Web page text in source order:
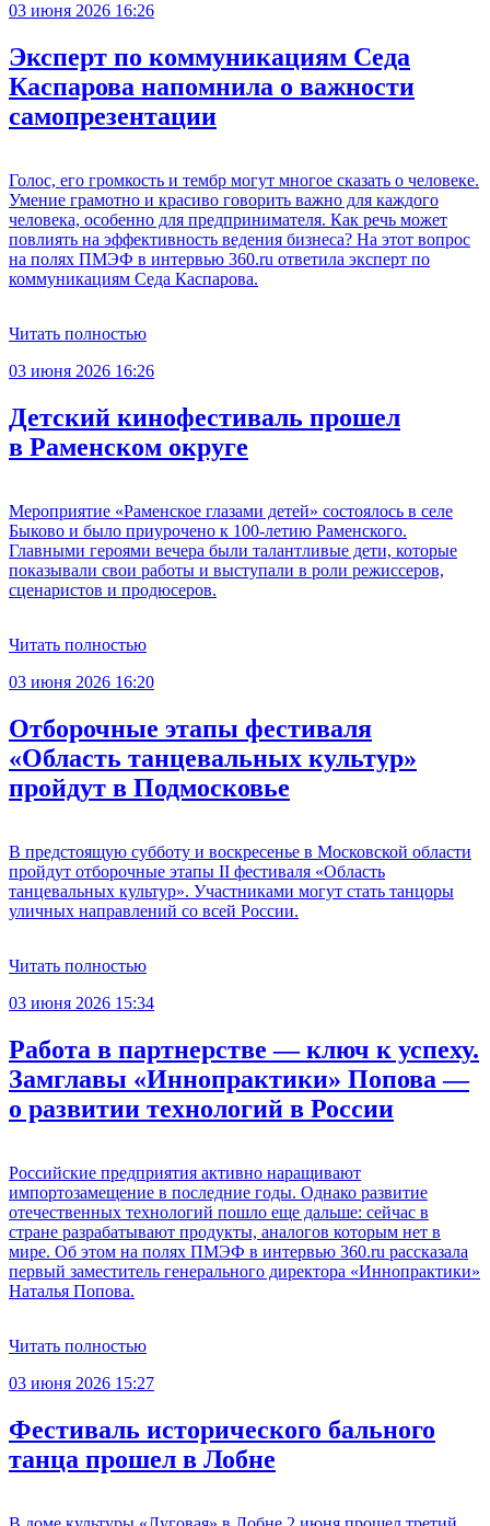
03 июня 2026 16:26
Эксперт по коммуникациям Седа
Каспарова напомнила о важности
самопрезентации
Голос, его громкость и тембр могут многое сказать о человеке.
Умение грамотно и красиво говорить важно для каждого
человека, особенно для предпринимателя. Как речь может
повлиять на эффективность ведения бизнеса? На этот вопрос
на полях ПМЭФ в интервью 360.ru ответила эксперт по
коммуникациям Седа Каспарова.
Читать полностью
03 июня 2026 16:26
Детский кинофестиваль прошел
в Раменском округе
Мероприятие «Раменское глазами детей» состоялось в селе
Быково и было приурочено к 100-летию Раменского.
Главными героями вечера были талантливые дети, которые
показывали свои работы и выступали в роли режиссеров,
сценаристов и продюсеров.
Читать полностью
03 июня 2026 16:20
Отборочные этапы фестиваля
«Область танцевальных культур»
пройдут в Подмосковье
В предстоящую субботу и воскресенье в Московской области
пройдут отборочные этапы II фестиваля «Область
танцевальных культур». Участниками могут стать танцоры
уличных направлений со всей России.
Читать полностью
03 июня 2026 15:34
Работа в партнерстве — ключ к успеху.
Замглавы «Иннопрактики» Попова —
о развитии технологий в России
Российские предприятия активно наращивают
импортозамещение в последние годы. Однако развитие
отечественных технологий пошло еще дальше: сейчас в
стране разрабатывают продукты, аналогов которым нет в
мире. Об этом на полях ПМЭФ в интервью 360.ru рассказала
первый заместитель генерального директора «Иннопрактики»
Наталья Попова.
Читать полностью
03 июня 2026 15:27
Фестиваль исторического бального
танца прошел в Лобне